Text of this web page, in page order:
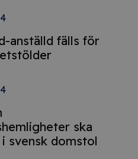
anställd fälls för
ska
svensk domstol